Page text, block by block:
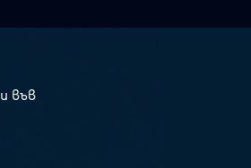
във